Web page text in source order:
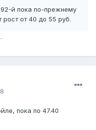
й пока по-прежнему
от 40 до 55 руб.
пока по 47.40